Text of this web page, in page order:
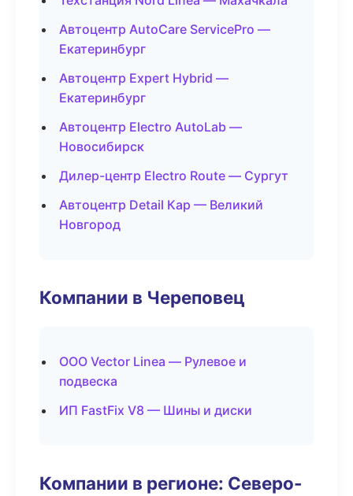
Автоцентр AutoCare ServicePro —
Екатеринбург
Автоцентр Expert Hybrid —
Екатеринбург
Автоцентр Electro AutoLab —
Новосибирск
Дилер-центр Electro Route — Сургут
Автоцентр Detail Кар — Великий
Новгород
Компании в Череповец
ООО Vector Linea — Рулевое и
подвеска
ИП FastFix V8 — Шины и диски
Компании в регионе: Северо-